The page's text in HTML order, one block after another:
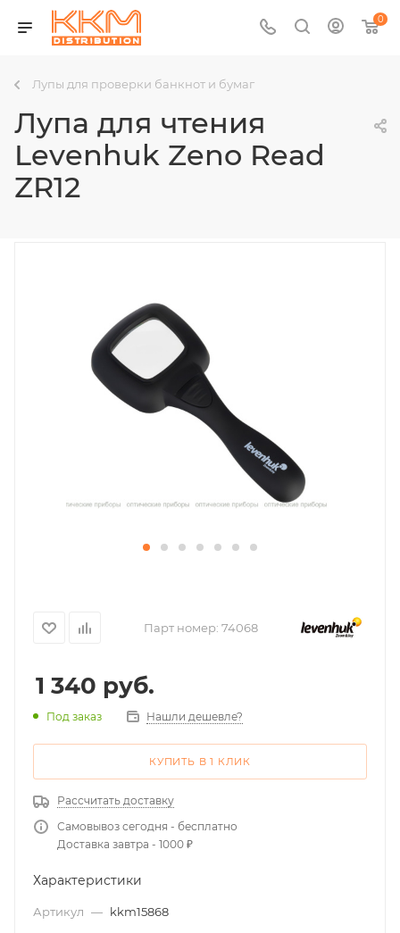
0
Лупы для проверки банкнот и бумаг
Лупа для чтения
Levenhuk Zeno Read
ZR12
Парт номер: 74068
1 340 руб.
Под заказ Нашли дешевле?
КУПИТЬ В 1 КЛИК
Рассчитать доставку
Самовывоз сегодня - бесплатно
Доставка завтра - 1000 ₽
Характеристики
Артикул — kkm15868